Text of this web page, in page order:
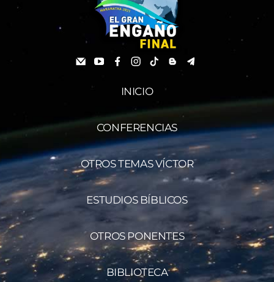
INICIO
CONFERENCIAS
OTROS TEMAS VÍCTOR
ESTUDIOS BÍBLICOS
OTROS PONENTES
BIBLIOTECA